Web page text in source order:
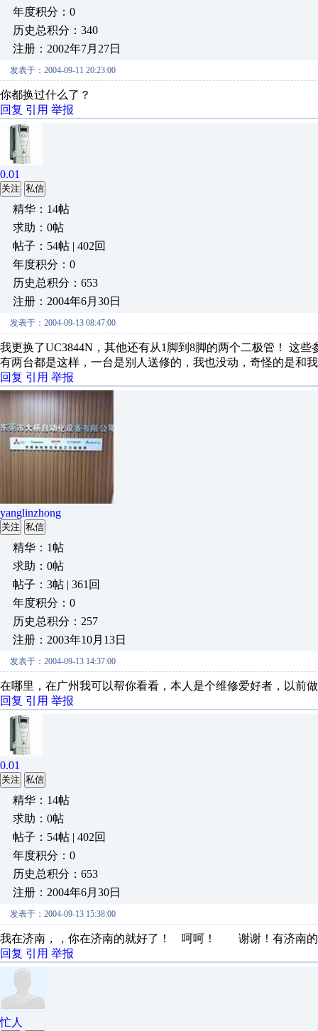
年度积分：0
历史总积分：340
注册：2002年7月27日
发表于：2004-09-11 20:23:00
你都换过什么了？
回复 引用 举报
0.01
关注 私信
精华：14帖
求助：0帖
帖子：54帖 | 402回
年度积分：0
历史总积分：653
注册：2004年6月30日
发表于：2004-09-13 08:47:00
我更换了UC3844N，其他还有从1脚到8脚的两个二极管！ 这
有两台都是这样，一台是别人送修的，我也没动，奇怪的是和
回复 引用 举报
yanglinzhong
关注 私信
精华：1帖
求助：0帖
帖子：3帖 | 361回
年度积分：0
历史总积分：257
注册：2003年10月13日
发表于：2004-09-13 14:37:00
在哪里，在广州我可以帮你看看，本人是个维修爱好者，以前
回复 引用 举报
0.01
关注 私信
精华：14帖
求助：0帖
帖子：54帖 | 402回
年度积分：0
历史总积分：653
注册：2004年6月30日
发表于：2004-09-13 15:38:00
我在济南，，你在济南的就好了！ 呵呵！ 谢谢！有济南
回复 引用 举报
忙人